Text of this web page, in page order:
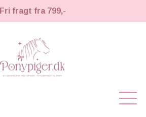
Fri fragt fra 799,-